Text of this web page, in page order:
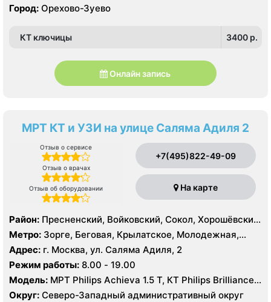
Город: Орехово-Зуево
КТ ключицы 3400 p.
Онлайн запись
МРТ КТ и УЗИ на улице Саляма Адиля 2
Отзыв о сервисе
Отзыв о врачах
Отзыв об оборудовании
+7(495)822-49-09
На карте
Район: Пресненский, Войковский, Сокол, Хорошёвский,
Крылатское, Кунцево, Филёвский Парк, Северное
Тушино, Строгино, Хорошёво-Мнёвники, Щукино,
Южное Тушино
Метро: Зорге, Беговая, Крылатское, Молодежная,
Октябрьское поле, Панфиловская, Полежаевская,
Хорошево, Хорошевская, ЦСКА, Щукинская, Мнёвники,
Народное Ополчение
Адрес: г. Москва, ул. Саляма Адиля, 2
Режим работы: 8.00 - 19.00
Модель: МРТ Philips Achieva 1.5 T, КТ Philips Brilliance
64 среза, УЗИ GE Voluson E8, ESAOTE MYLAB TWICE
Округ: Северо-Западный административный округ